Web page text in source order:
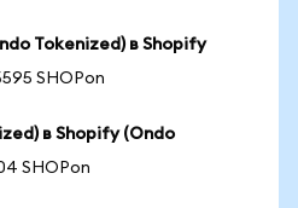
Tokenized) в Shopify
SHOPon
в Shopify (Ondo
SHOPon